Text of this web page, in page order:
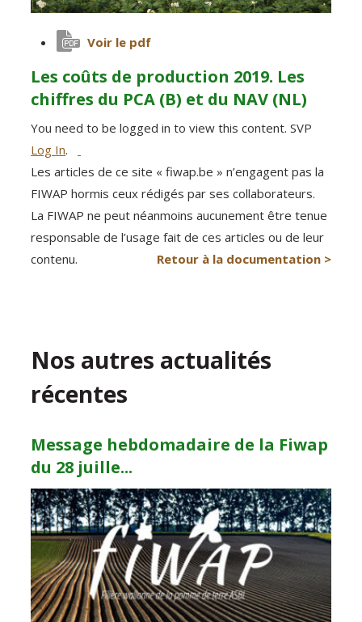
Voir le pdf
Les coûts de production 2019. Les
chiffres du PCA (B) et du NAV (NL)
You need to be logged in to view this content. SVP
Log In.
Les articles de ce site « fiwap.be » n’engagent pas la
FIWAP hormis ceux rédigés par ses collaborateurs.
La FIWAP ne peut néanmoins aucunement être tenue
responsable de l’usage fait de ces articles ou de leur
contenu.
Retour à la documentation >
Nos autres actualités
récentes
Message hebdomadaire de la Fiwap
du 28 juille...